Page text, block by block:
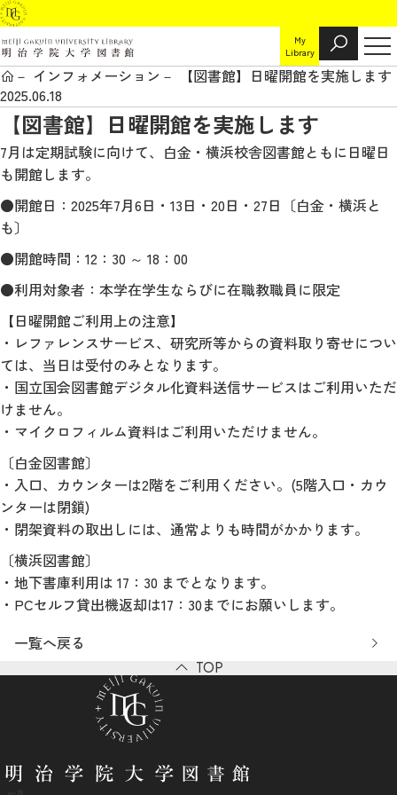
My
Library
インフォメーション
【図書館】日曜開館を実施します
2025.06.18
【図書館】日曜開館を実施します
7月は定期試験に向けて、白金・横浜校舎図書館ともに日曜日
も開館します。
●開館日：2025年7月6日・13日・20日・27日〔白金・横浜と
も〕
●開館時間：12：30 ～ 18：00
●利用対象者：本学在学生ならびに在職教職員に限定
【日曜開館ご利用上の注意】
・レファレンスサービス、研究所等からの資料取り寄せについ
ては、当日は受付のみとなります。
・国立国会図書館デジタル化資料送信サービスはご利用いただ
けません。
・マイクロフィルム資料はご利用いただけません。
〔白金図書館〕
・入口、カウンターは2階をご利用ください。(5階入口・カウ
ンターは閉鎖)
・閉架資料の取出しには、通常よりも時間がかかります。
〔横浜図書館〕
・地下書庫利用は 17：30 までとなります。
・PCセルフ貸出機返却は17：30までにお願いします。
一覧へ戻る
TOP